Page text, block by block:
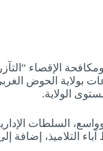
الإقصاء
بولاية الحوض
الولاية.
السلطات
التلاميذ، إضافة